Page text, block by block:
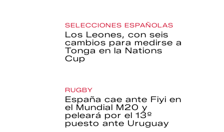
SELECCIONES ESPAÑOLAS
Los Leones, con seis
cambios para medirse a
Tonga en la Nations
Cup
RUGBY
España cae ante Fiyi en
el Mundial M20 y
peleará por el 13º
puesto ante Uruguay